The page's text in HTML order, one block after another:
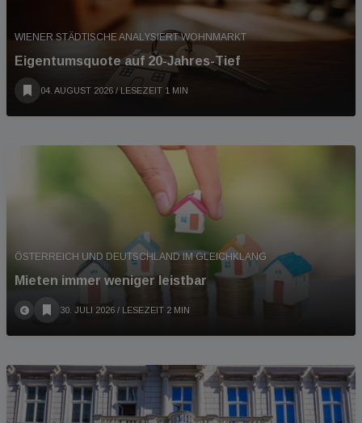
WIENER STÄDTISCHE ANALYSIERT WOHNMARKT
Eigentumsquote auf 20-Jahres-Tief
04. AUGUST 2026 / LESEZEIT 1 MIN
ÖSTERREICH UND DEUTSCHLAND IM GLEICHKLANG
Mieten immer weniger leistbar
30. JULI 2026 / LESEZEIT 2 MIN